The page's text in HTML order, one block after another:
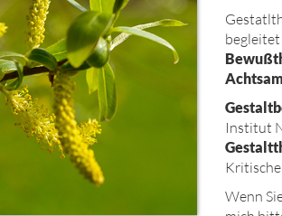
begleitet
Institut
Wenn